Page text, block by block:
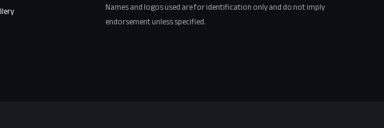
Names and logos used are for identification only and do not imply
endorsement unless specified.